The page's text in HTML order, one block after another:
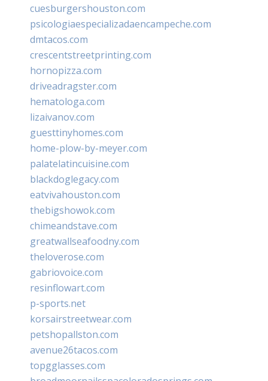
cuesburgershouston.com
psicologiaespecializadaencampeche.com
dmtacos.com
crescentstreetprinting.com
hornopizza.com
driveadragster.com
hematologa.com
lizaivanov.com
guesttinyhomes.com
home-plow-by-meyer.com
palatelatincuisine.com
blackdoglegacy.com
eatvivahouston.com
thebigshowok.com
chimeandstave.com
greatwallseafoodny.com
theloverose.com
gabriovoice.com
resinflowart.com
p-sports.net
korsairstreetwear.com
petshopallston.com
avenue26tacos.com
topgglasses.com